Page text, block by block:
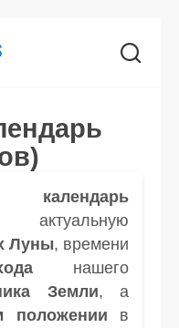
календарь
Луны, времени
нашего
Земли, а
положении в